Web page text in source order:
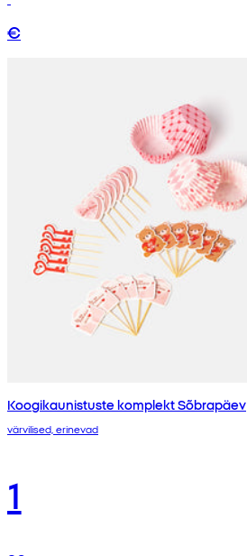
€
Koogikaunistuste komplekt Sõbrapäev
värvilised, erinevad
1